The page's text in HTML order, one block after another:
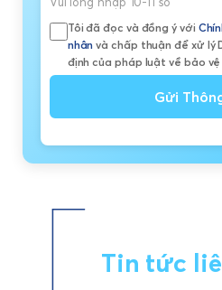
Tôi đã đọc và đồng ý với
nhân và chấp thuận để xử lý
định của pháp luật về bảo vệ
Gửi
Tin tức